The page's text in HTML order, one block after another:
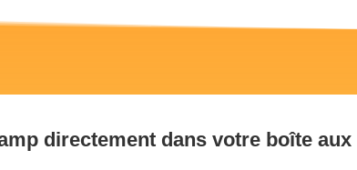
directement dans votre boîte